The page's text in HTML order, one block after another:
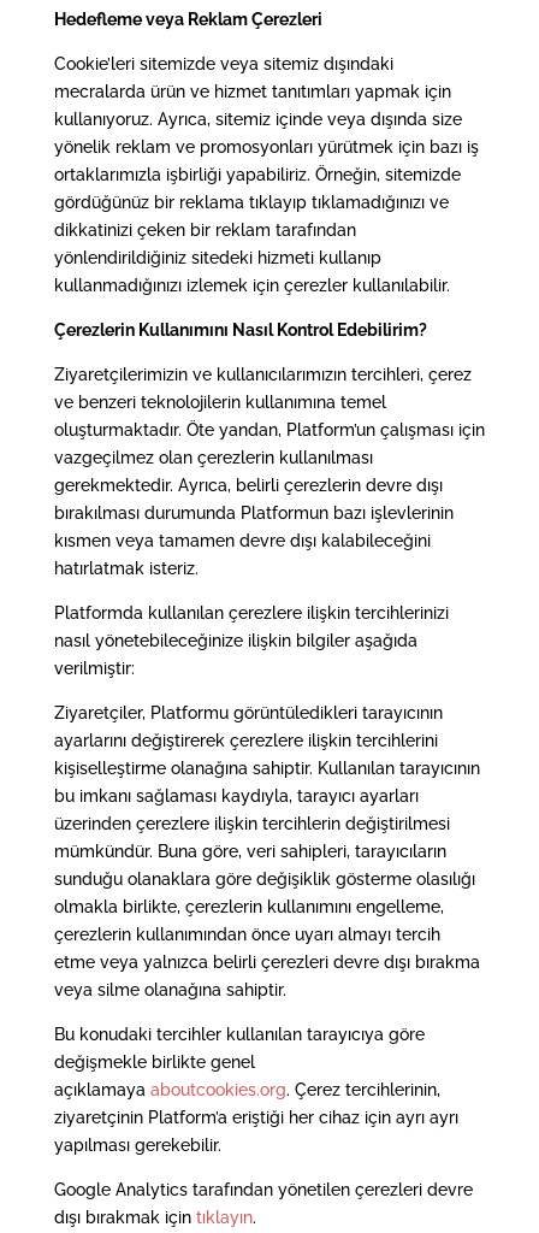
Hedefleme veya Reklam Çerezleri
Cookie’leri sitemizde veya sitemiz dışındaki
mecralarda ürün ve hizmet tanıtımları yapmak için
kullanıyoruz. Ayrıca, sitemiz içinde veya dışında size
yönelik reklam ve promosyonları yürütmek için bazı iş
ortaklarımızla işbirliği yapabiliriz. Örneğin, sitemizde
gördüğünüz bir reklama tıklayıp tıklamadığınızı ve
dikkatinizi çeken bir reklam tarafından
yönlendirildiğiniz sitedeki hizmeti kullanıp
kullanmadığınızı izlemek için çerezler kullanılabilir.
Çerezlerin Kullanımını Nasıl Kontrol Edebilirim?
Ziyaretçilerimizin ve kullanıcılarımızın tercihleri, çerez
ve benzeri teknolojilerin kullanımına temel
oluşturmaktadır. Öte yandan, Platform’un çalışması için
vazgeçilmez olan çerezlerin kullanılması
gerekmektedir. Ayrıca, belirli çerezlerin devre dışı
bırakılması durumunda Platformun bazı işlevlerinin
kısmen veya tamamen devre dışı kalabileceğini
hatırlatmak isteriz.
Platformda kullanılan çerezlere ilişkin tercihlerinizi
nasıl yönetebileceğinize ilişkin bilgiler aşağıda
verilmiştir:
Ziyaretçiler, Platformu görüntüledikleri tarayıcının
ayarlarını değiştirerek çerezlere ilişkin tercihlerini
kişiselleştirme olanağına sahiptir. Kullanılan tarayıcının
bu imkanı sağlaması kaydıyla, tarayıcı ayarları
üzerinden çerezlere ilişkin tercihlerin değiştirilmesi
mümkündür. Buna göre, veri sahipleri, tarayıcıların
sunduğu olanaklara göre değişiklik gösterme olasılığı
olmakla birlikte, çerezlerin kullanımını engelleme,
çerezlerin kullanımından önce uyarı almayı tercih
etme veya yalnızca belirli çerezleri devre dışı bırakma
veya silme olanağına sahiptir.
Bu konudaki tercihler kullanılan tarayıcıya göre
değişmekle birlikte genel
açıklamaya aboutcookies.org. Çerez tercihlerinin,
ziyaretçinin Platform’a eriştiği her cihaz için ayrı ayrı
yapılması gerekebilir.
Google Analytics tarafından yönetilen çerezleri devre
dışı bırakmak için tıklayın.